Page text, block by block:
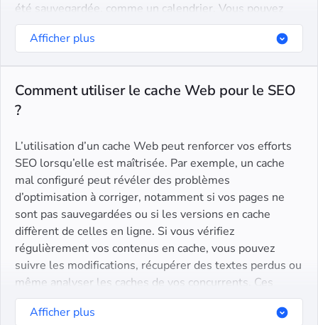
été sauvegardée, comme un calendrier. Vous pouvez
aussi trouver la date de mise en cache en haut de la
version enregistrée.
Afficher plus
Comment utiliser le cache Web pour le SEO
?
L’utilisation d’un cache Web peut renforcer vos efforts
SEO lorsqu’elle est maîtrisée. Par exemple, un cache
mal configuré peut révéler des problèmes
d’optimisation à corriger, notamment si vos pages ne
sont pas sauvegardées ou si les versions en cache
diffèrent de celles en ligne. Si vous vérifiez
régulièrement vos contenus en cache, vous pouvez
suivre les modifications, récupérer des textes perdus ou
même analyser les caches de vos concurrents. Ces
données vous permettent d’améliorer vos pages en
étudiant leurs stratégies et éléments clés.
Afficher plus